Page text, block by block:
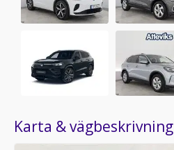
Karta & vägbeskrivning